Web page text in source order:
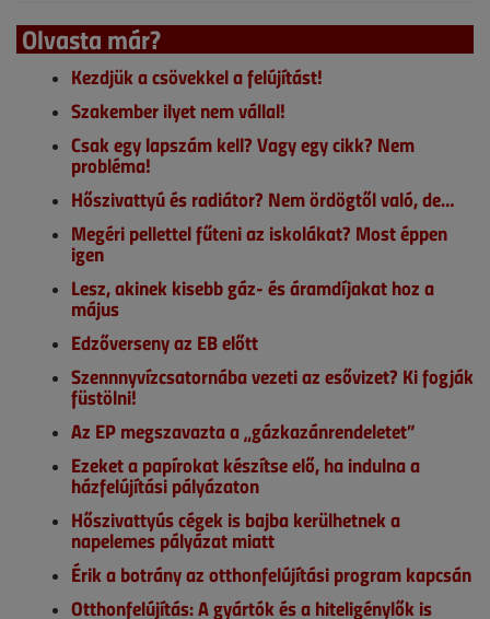
Olvasta már?
Kezdjük a csövekkel a felújítást!
Szakember ilyet nem vállal!
Csak egy lapszám kell? Vagy egy cikk? Nem
probléma!
Hőszivattyú és radiátor? Nem ördögtől való, de…
Megéri pellettel fűteni az iskolákat? Most éppen
igen
Lesz, akinek kisebb gáz- és áramdíjakat hoz a
május
Edzőverseny az EB előtt
Szennnyvízcsatornába vezeti az esővizet? Ki fogják
füstölni!
Az EP megszavazta a „gázkazánrendeletet”
Ezeket a papírokat készítse elő, ha indulna a
házfelújítási pályázaton
Hőszivattyús cégek is bajba kerülhetnek a
napelemes pályázat miatt
Érik a botrány az otthonfelújítási program kapcsán
Otthonfelújítás: A gyártók és a hiteligénylők is